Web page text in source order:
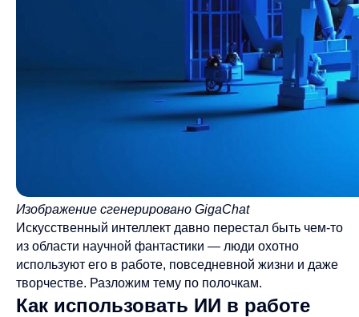
Изображение сгенерировано GigaChat
Искусственный интеллект давно перестал быть чем-то
из области научной фантастики — люди охотно
используют его в работе, повседневной жизни и даже
творчестве. Разложим тему по полочкам.
Как использовать ИИ в работе